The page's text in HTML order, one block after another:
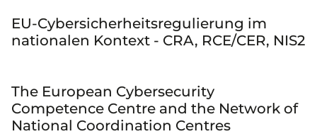
EU-Cybersicherheitsregulierung im
nationalen Kontext - CRA, RCE/CER, NIS2
The European Cybersecurity
Competence Centre and the Network of
National Coordination Centres